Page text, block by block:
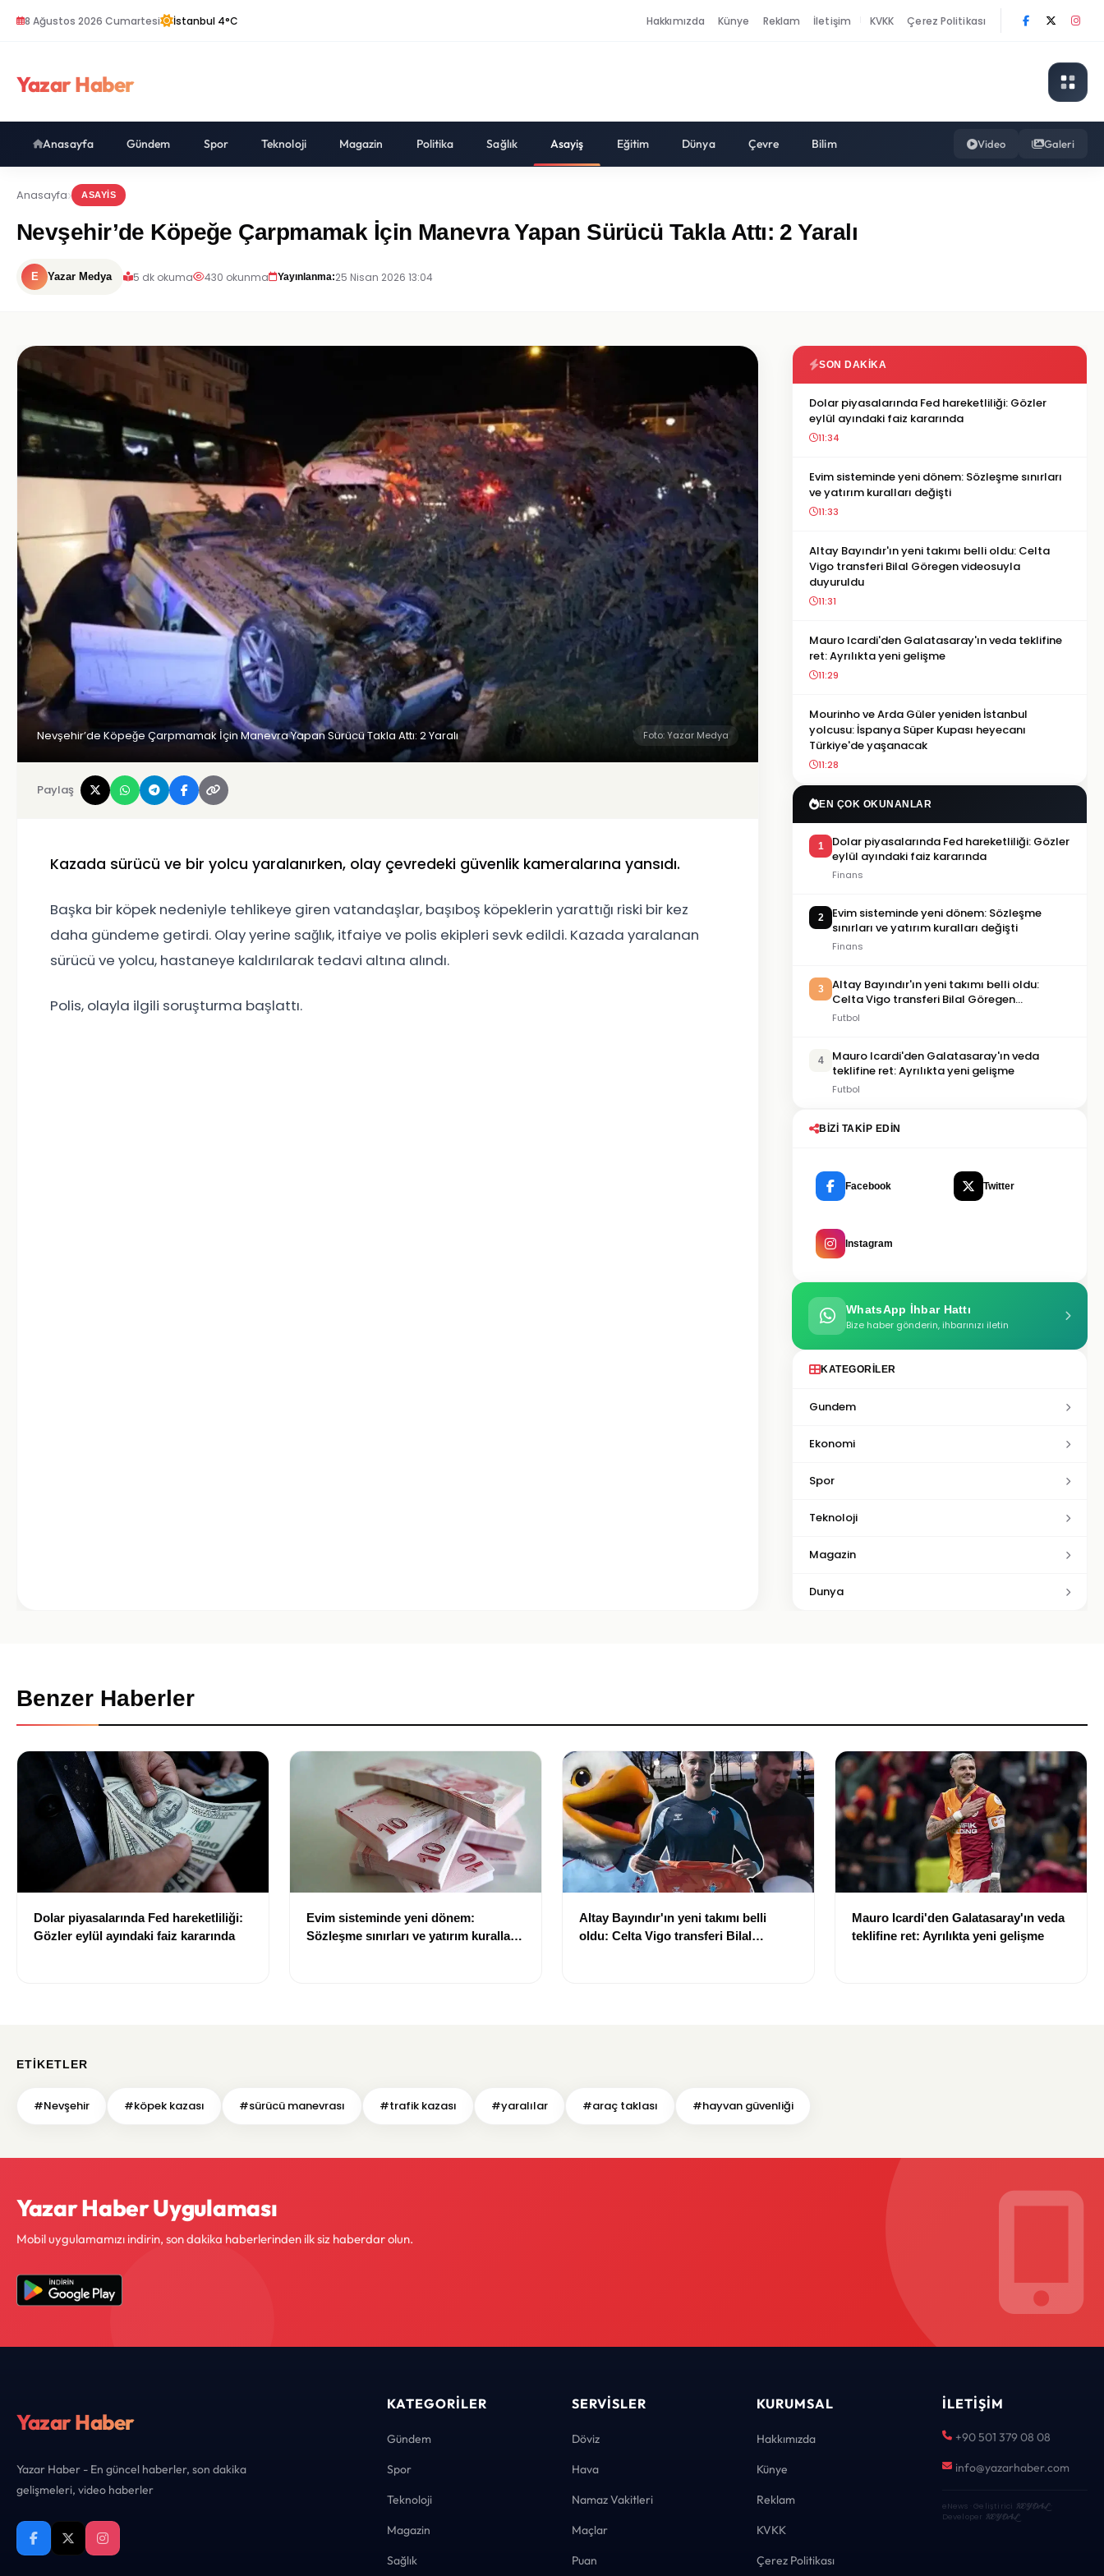
8 Ağustos 2026 Cumartesi İstanbul 4°C Hakkımızda Künye Reklam İletişim KVKK Çerez Politikası
Yazar Haber
Anasayfa Gündem Spor Teknoloji Magazin Politika Sağlık Asayiş Eğitim Dünya Çevre Bilim Video Galeri
Anasayfa ASAYIS
Nevşehir’de Köpeğe Çarpmamak İçin Manevra Yapan Sürücü Takla Attı: 2 Yaralı
E Yazar Medya 5 dk okuma 430 okunma Yayınlanma:25 Nisan 2026 13:04
Nevşehir’de Köpeğe Çarpmamak İçin Manevra Yapan Sürücü Takla Attı: 2 Yaralı Foto: Yazar Medya
Paylaş
Kazada sürücü ve bir yolcu yaralanırken, olay çevredeki güvenlik kameralarına yansıdı.
Başka bir köpek nedeniyle tehlikeye giren vatandaşlar, başıboş köpeklerin yarattığı riski bir kez
daha gündeme getirdi. Olay yerine sağlık, itfaiye ve polis ekipleri sevk edildi. Kazada yaralanan
sürücü ve yolcu, hastaneye kaldırılarak tedavi altına alındı.
Polis, olayla ilgili soruşturma başlattı.
SON DAKIKA
Dolar piyasalarında Fed hareketliliği: Gözler
eylül ayındaki faiz kararında
11:34
Evim sisteminde yeni dönem: Sözleşme sınırları
ve yatırım kuralları değişti
11:33
Altay Bayındır'ın yeni takımı belli oldu: Celta
Vigo transferi Bilal Göregen videosuyla
duyuruldu
11:31
Mauro Icardi'den Galatasaray'ın veda teklifine
ret: Ayrılıkta yeni gelişme
11:29
Mourinho ve Arda Güler yeniden İstanbul
yolcusu: İspanya Süper Kupası heyecanı
Türkiye'de yaşanacak
11:28
EN ÇOK OKUNANLAR
1
Dolar piyasalarında Fed hareketliliği: Gözler
eylül ayındaki faiz kararında
Finans
2
Evim sisteminde yeni dönem: Sözleşme
sınırları ve yatırım kuralları değişti
Finans
3
Altay Bayındır'ın yeni takımı belli oldu:
Celta Vigo transferi Bilal Göregen
videosuyla duyuruldu
Futbol
4
Mauro Icardi'den Galatasaray'ın veda
teklifine ret: Ayrılıkta yeni gelişme
Futbol
BIZI TAKIP EDIN
Facebook Twitter
Instagram
WhatsApp İhbar Hattı
Bize haber gönderin, ihbarınızı iletin
KATEGORILER
Gundem
Ekonomi
Spor
Teknoloji
Magazin
Dunya
Benzer Haberler
Dolar piyasalarında Fed hareketliliği:
Gözler eylül ayındaki faiz kararında
Evim sisteminde yeni dönem:
Sözleşme sınırları ve yatırım kuralları
Altay Bayındır'ın yeni takımı belli
oldu: Celta Vigo transferi Bilal
Mauro Icardi'den Galatasaray'ın veda
teklifine ret: Ayrılıkta yeni gelişme
ETIKETLER
#Nevşehir #köpek kazası #sürücü manevrası #trafik kazası #yaralılar #araç taklası #hayvan güvenliği
Yazar Haber Uygulaması
Mobil uygulamamızı indirin, son dakika haberlerinden ilk siz haberdar olun.
Yazar Haber
Yazar Haber - En güncel haberler, son dakika
gelişmeleri, video haberler
KATEGORILER
Gündem
Spor
Teknoloji
Magazin
Sağlık
SERVISLER
Döviz
Hava
Namaz Vakitleri
Maçlar
Puan
KURUMSAL
Hakkımızda
Künye
Reklam
KVKK
Çerez Politikası
İLETIŞIM
+90 501 379 08 08
info@yazarhaber.com
eNews · Geliştirici KEYDAL·
Developer KEYDAL